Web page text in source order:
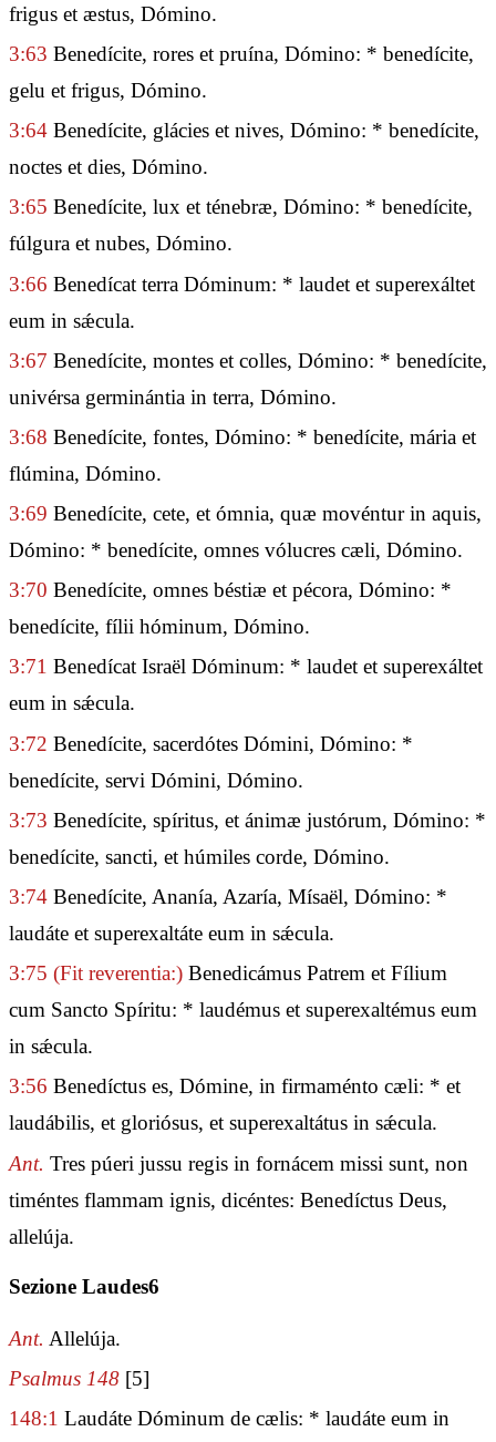
frigus et æstus, Dómino.
3:63 Benedícite, rores et pruína, Dómino: * benedícite,
gelu et frigus, Dómino.
3:64 Benedícite, glácies et nives, Dómino: * benedícite,
noctes et dies, Dómino.
3:65 Benedícite, lux et ténebræ, Dómino: * benedícite,
fúlgura et nubes, Dómino.
3:66 Benedícat terra Dóminum: * laudet et superexáltet
eum in sǽcula.
3:67 Benedícite, montes et colles, Dómino: * benedícite,
univérsa germinántia in terra, Dómino.
3:68 Benedícite, fontes, Dómino: * benedícite, mária et
flúmina, Dómino.
3:69 Benedícite, cete, et ómnia, quæ movéntur in aquis,
Dómino: * benedícite, omnes vólucres cæli, Dómino.
3:70 Benedícite, omnes béstiæ et pécora, Dómino: *
benedícite, fílii hóminum, Dómino.
3:71 Benedícat Israël Dóminum: * laudet et superexáltet
eum in sǽcula.
3:72 Benedícite, sacerdótes Dómini, Dómino: *
benedícite, servi Dómini, Dómino.
3:73 Benedícite, spíritus, et ánimæ justórum, Dómino: *
benedícite, sancti, et húmiles corde, Dómino.
3:74 Benedícite, Ananía, Azaría, Mísaël, Dómino: *
laudáte et superexaltáte eum in sǽcula.
3:75 (Fit reverentia:) Benedicámus Patrem et Fílium
cum Sancto Spíritu: * laudémus et superexaltémus eum
in sǽcula.
3:56 Benedíctus es, Dómine, in firmaménto cæli: * et
laudábilis, et gloriósus, et superexaltátus in sǽcula.
Ant. Tres púeri jussu regis in fornácem missi sunt, non
timéntes flammam ignis, dicéntes: Benedíctus Deus,
allelúja.
Sezione Laudes6
Ant. Allelúja.
Psalmus 148 [5]
148:1 Laudáte Dóminum de cælis: * laudáte eum in